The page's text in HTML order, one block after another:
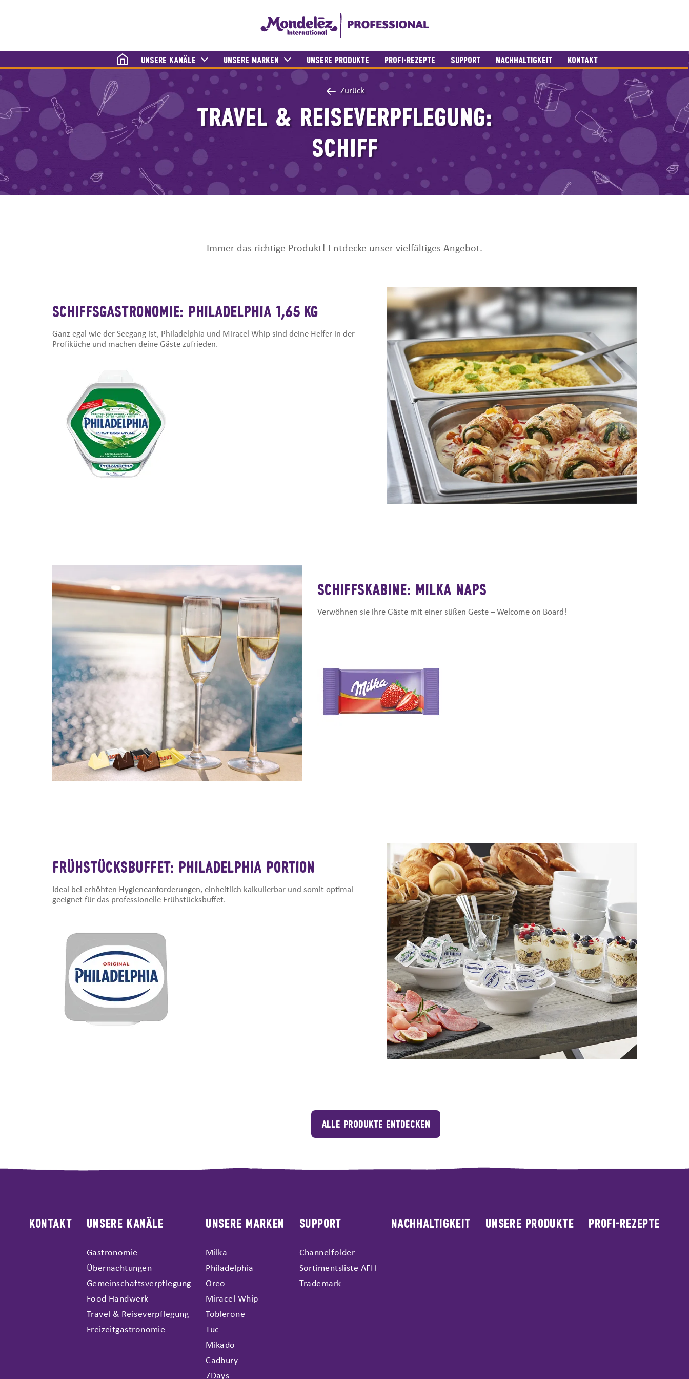
HOME UNSERE KANÄLE UNSERE MARKEN UNSERE PRODUKTE PROFI-REZEPTE SUPPORT NACHHALTIGKEIT KONTAKT
Zurück
TRAVEL & REISEVERPFLEGUNG:
SCHIFF
Immer das richtige Produkt! Entdecke unser vielfältiges Angebot.
SCHIFFSGASTRONOMIE: PHILADELPHIA 1,65 KG
Ganz egal wie der Seegang ist, Philadelphia und Miracel Whip sind deine Helfer in der
Profiküche und machen deine Gäste zufrieden.
SCHIFFSKABINE: MILKA NAPS
Verwöhnen sie ihre Gäste mit einer süßen Geste – Welcome on Board!
FRÜHSTÜCKSBUFFET: PHILADELPHIA PORTION
Ideal bei erhöhten Hygieneanforderungen, einheitlich kalkulierbar und somit optimal
geeignet für das professionelle Frühstücksbuffet.
ALLE PRODUKTE ENTDECKEN
KONTAKT UNSERE KANÄLE
Gastronomie
Übernachtungen
Gemeinschaftsverpflegung
Food Handwerk
Travel & Reiseverpflegung
Freizeitgastronomie
UNSERE MARKEN
Milka
Philadelphia
Oreo
Miracel Whip
Toblerone
Tuc
Mikado
Cadbury
7Days
SUPPORT
Channelfolder
Sortimentsliste AFH
Trademark
NACHHALTIGKEIT UNSERE PRODUKTE PROFI-REZEPTE